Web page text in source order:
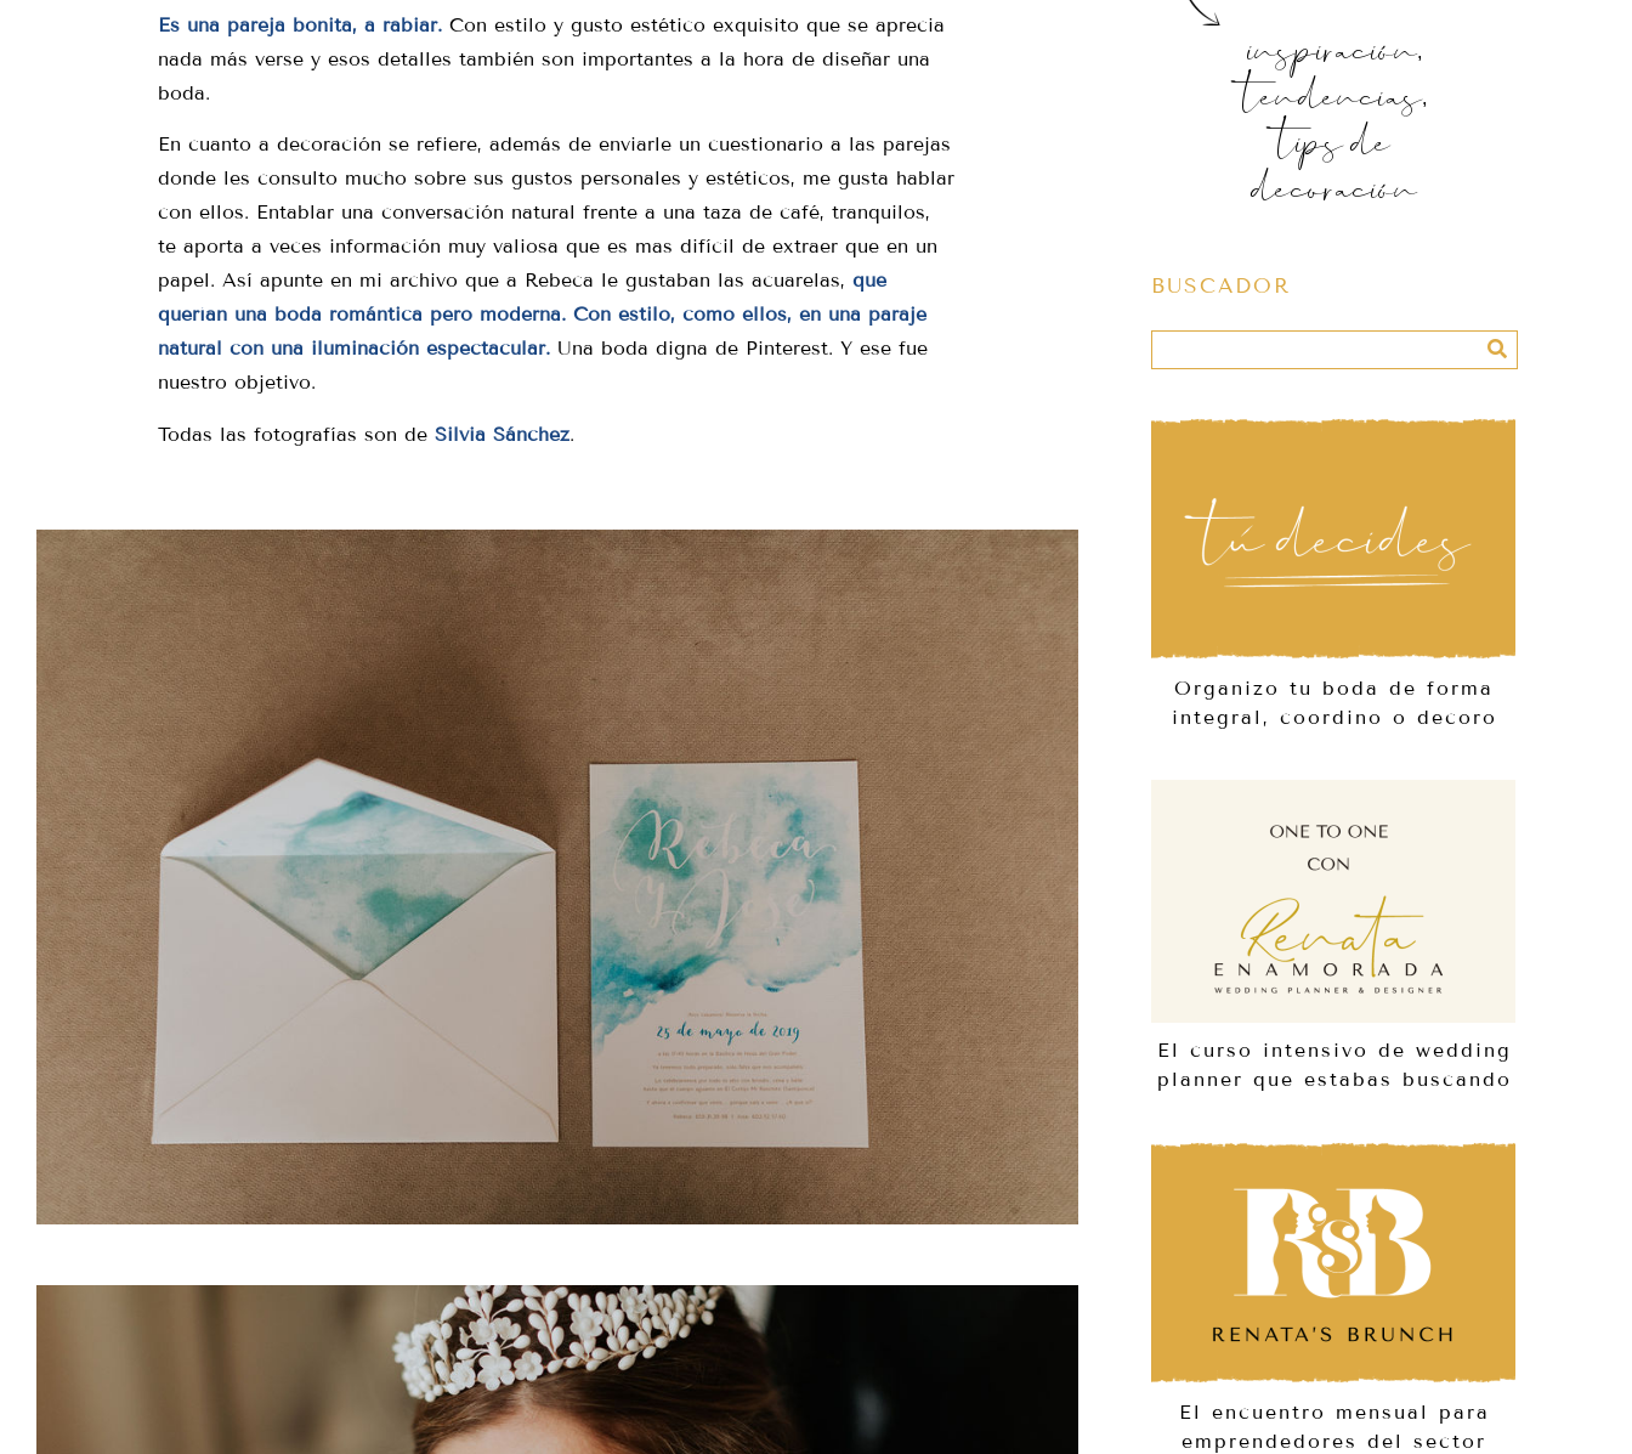
Es una pareja bonita, a rabiar. Con estilo y gusto estético exquisito que se aprecia
nada más verse y esos detalles también son importantes a la hora de diseñar una
boda.
En cuanto a decoración se refiere, además de enviarle un cuestionario a las parejas
donde les consulto mucho sobre sus gustos personales y estéticos, me gusta hablar
con ellos. Entablar una conversación natural frente a una taza de café, tranquilos,
te aporta a veces información muy valiosa que es mas difícil de extraer que en un
papel. Así apunte en mi archivo que a Rebeca le gustaban las acuarelas, que
querían una boda romántica pero moderna. Con estilo, como ellos, en una paraje
natural con una iluminación espectacular. Una boda digna de Pinterest. Y ese fue
nuestro objetivo.
Todas las fotografías son de Silvia Sánchez.
inspiración,
tendencias,
tips de
decoración
BUSCADOR
Organizo tu boda de forma
integral, coordino o decoro
El curso intensivo de wedding
planner que estabas buscando
El encuentro mensual para
emprendedores del sector